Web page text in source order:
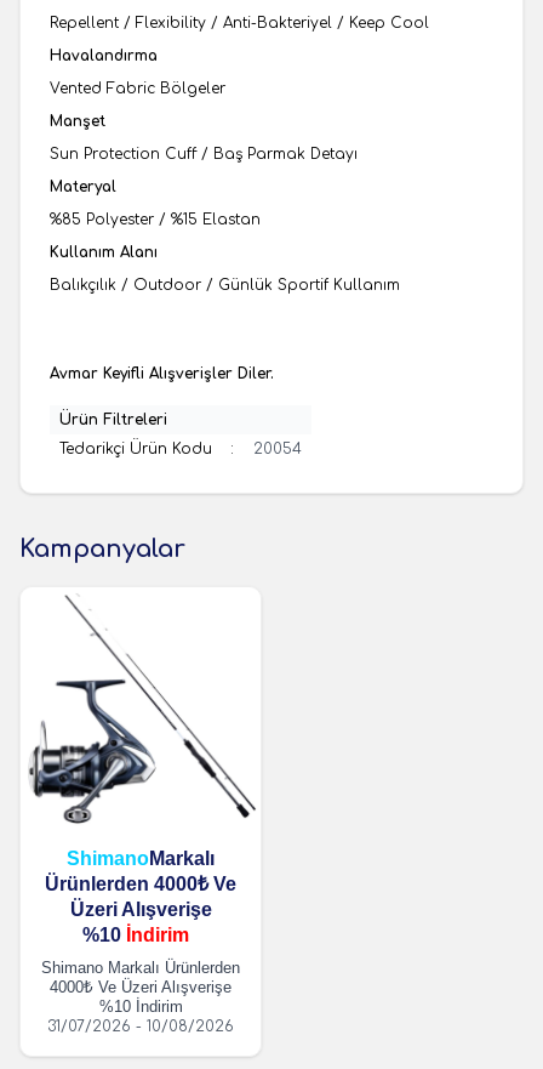
Repellent / Flexibility / Anti-Bakteriyel / Keep Cool
Havalandırma
Vented Fabric Bölgeler
Manşet
Sun Protection Cuff / Baş Parmak Detayı
Materyal
%85 Polyester / %15 Elastan
Kullanım Alanı
Balıkçılık / Outdoor / Günlük Sportif Kullanım
Avmar Keyifli Alışverişler Diler.
Ürün Filtreleri
Tedarikçi Ürün Kodu
: 20054
Kampanyalar
ShimanoMarkalı
Ürünlerden 4000₺ Ve
Üzeri Alışverişe
%10 İndirim
Shimano Markalı Ürünlerden
4000₺ Ve Üzeri Alışverişe
%10 İndirim
31/07/2026 - 10/08/2026